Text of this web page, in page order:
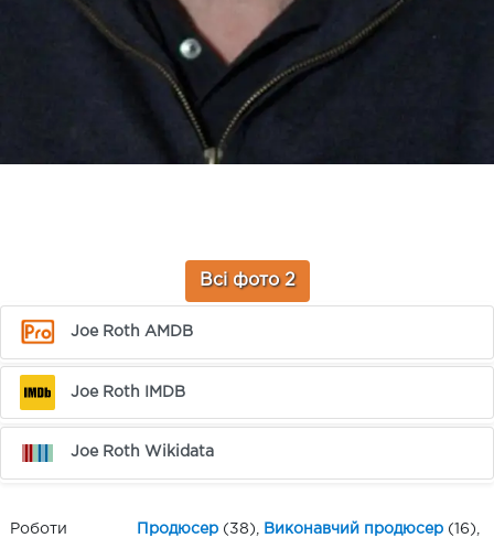
Всі фото 2
Joe Roth AMDB
Joe Roth IMDB
Joe Roth Wikidata
Роботи Продюсер (38), Виконавчий продюсер (16),